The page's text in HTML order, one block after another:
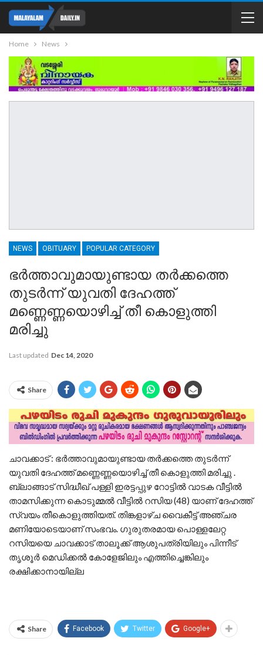
Home News
NEWS OBITUARY POPULAR CATEGORY
ഭർത്താവുമായുണ്ടായ തർക്കത്തെ
തുടർന്ന് യുവതി ദേഹത്ത്
മണ്ണെണ്ണയൊഴിച്ച് തീ കൊളുത്തി
മരിച്ചു
Last updated Dec 14, 2020
Share
ചാവക്കാട് : ഭർത്താവുമായുണ്ടായ തർക്കത്തെ തുടർന്ന്
യുവതി ദേഹത്ത് മണ്ണെണ്ണയൊഴിച്ച് തീ കൊളുത്തി മരിച്ചു .
ബ്ലാങ്ങാട് സിദ്ധീഖ് പള്ളി ഇരട്ടപ്പുഴ റോട്ടിൽ വാടക വീട്ടിൽ
താമസിക്കുന്ന കൊടുമ്മൽ വീട്ടിൽ റസിയ (48) യാണ് ദേഹത്ത്
സ്വയം തീകൊളുത്തിയത്. തിങ്കളാഴ്ച വൈകീട്ട് അഞ്ചര
മണിയോടെയാണ് സംഭവം. ഗുരുതരമായ പൊള്ളലേറ്റ
റസിയയെ ചാവക്കാട് താലൂക്ക് ആശുപത്രിയിലും പിന്നീട്
തൃശൂർ മെഡിക്കൽ കോളേജിലും എത്തിച്ചെങ്കിലും
രക്ഷിക്കാനായില്ല
Share Facebook Twitter Google+